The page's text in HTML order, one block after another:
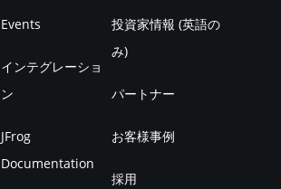
Events
インテグレーショ
ン
JFrog
Documentation
投資家情報 (英語の
み)
パートナー
お客様事例
採用